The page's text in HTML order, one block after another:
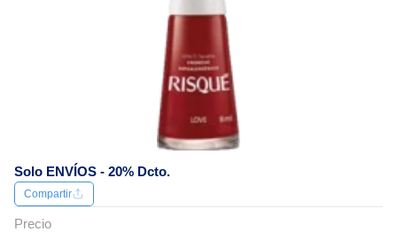
Solo ENVÍOS - 20% Dcto.
Compartir
Precio